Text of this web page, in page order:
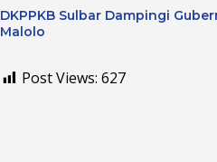
DKPPKB Sulbar Dampingi
Malolo
Post Views: 627